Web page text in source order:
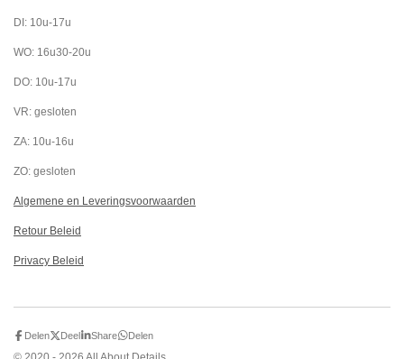
m
DI: 10u-17u
WO: 16u30-20u
DO: 10u-17u
VR: gesloten
ZA: 10u-16u
ZO: gesloten
Algemene en Leveringsvoorwaarden
Retour Beleid
Privacy Beleid
Delen Deel Share Delen